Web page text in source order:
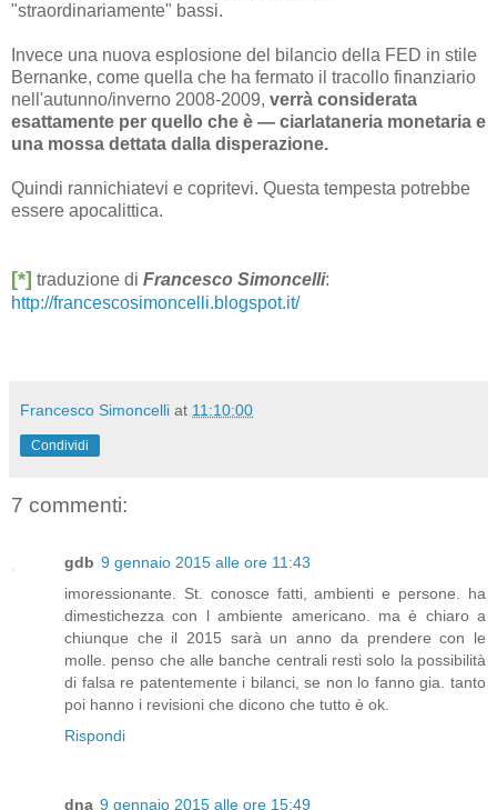
"straordinariamente" bassi.
Invece una nuova esplosione del bilancio della FED in stile
Bernanke, come quella che ha fermato il tracollo finanziario
nell'autunno/inverno 2008-2009, verrà considerata
esattamente per quello che è — ciarlataneria monetaria e
una mossa dettata dalla disperazione.
Quindi rannichiatevi e copritevi. Questa tempesta potrebbe
essere apocalittica.
[*] traduzione di Francesco Simoncelli:
http://francescosimoncelli.blogspot.it/
Francesco Simoncelli at 11:10:00
Condividi
7 commenti:
gdb 9 gennaio 2015 alle ore 11:43
imoressionante. St. conosce fatti, ambienti e persone. ha
dimestichezza con l ambiente americano. ma è chiaro a
chiunque che il 2015 sarà un anno da prendere con le
molle. penso che alle banche centrali resti solo la possibilità
di falsa re patentemente i bilanci, se non lo fanno gia. tanto
poi hanno i revisioni che dicono che tutto è ok.
Rispondi
dna 9 gennaio 2015 alle ore 15:49